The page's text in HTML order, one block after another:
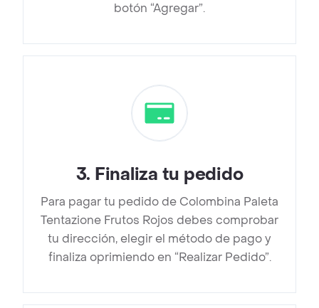
botón “Agregar”.
3. Finaliza tu pedido
Para pagar tu pedido de Colombina Paleta
Tentazione Frutos Rojos debes comprobar
tu dirección, elegir el método de pago y
finaliza oprimiendo en “Realizar Pedido”.